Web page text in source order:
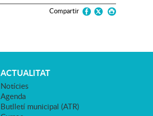
Compartir
ACTUALITAT
Notícies
Agenda
Butlletí municipal (ATR)